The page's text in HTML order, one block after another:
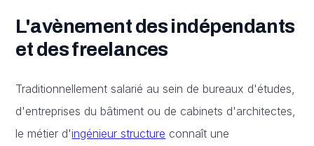
L'avènement des indépendants
et des freelances
Traditionnellement salarié au sein de bureaux d'études,
d'entreprises du bâtiment ou de cabinets d'architectes,
le métier d'ingénieur structure connaît une